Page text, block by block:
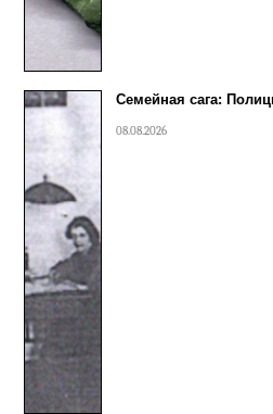
Семейная сага:
08.08.2026